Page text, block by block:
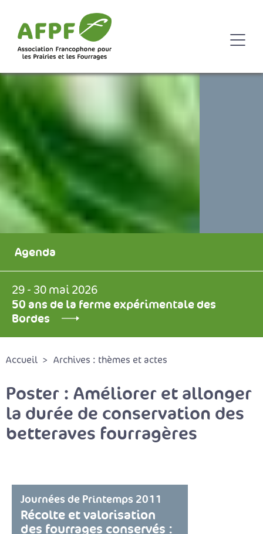
Agenda
29 - 30 mai 2026
50 ans de la ferme expérimentale des
Bordes
Accueil Archives : thèmes et actes
Poster : Améliorer et allonger
la durée de conservation des
betteraves fourragères
Journées de Printemps 2011
Récolte et valorisation
des fourrages conservés :